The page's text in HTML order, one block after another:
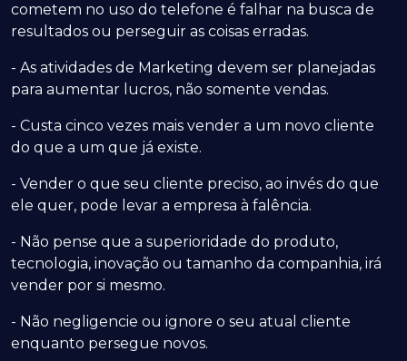
cometem no uso do telefone é falhar na busca de
resultados ou perseguir as coisas erradas.
- As atividades de Marketing devem ser planejadas
para aumentar lucros, não somente vendas.
- Custa cinco vezes mais vender a um novo cliente
do que a um que já existe.
- Vender o que seu cliente preciso, ao invés do que
ele quer, pode levar a empresa à falência.
- Não pense que a superioridade do produto,
tecnologia, inovação ou tamanho da companhia, irá
vender por si mesmo.
- Não negligencie ou ignore o seu atual cliente
enquanto persegue novos.